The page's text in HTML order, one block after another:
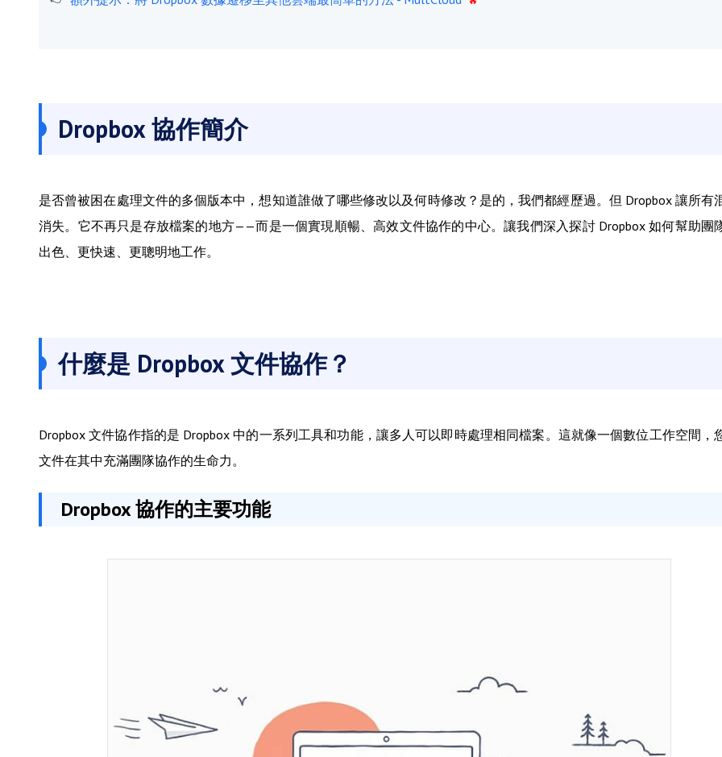
Dropbox 協作簡介
是否曾被困在處理文件的多個版本中，想知道誰做了哪些修改以及何時修改？是的，我們都經歷過。但 Dropbox 讓所有
消失。它不再只是存放檔案的地方——而是一個實現順暢、高效文件協作的中心。讓我們深入探討 Dropbox 如何幫助團
出色、更快速、更聰明地工作。
什麼是 Dropbox 文件協作？
Dropbox 文件協作指的是 Dropbox 中的一系列工具和功能，讓多人可以即時處理相同檔案。這就像一個數位工作空間，
文件在其中充滿團隊協作的生命力。
Dropbox 協作的主要功能